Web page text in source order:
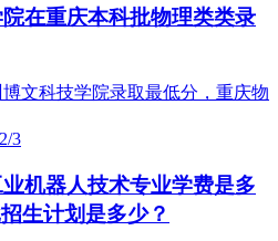
在重庆本科批物理类类录
3
机器人技术专业学费是多
生计划是多少？